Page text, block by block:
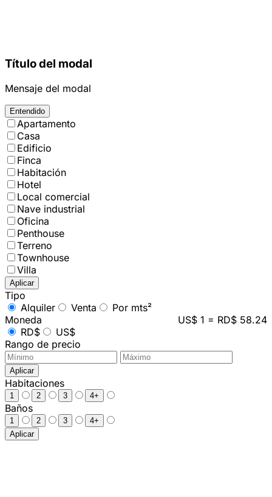
Título del modal
Mensaje del modal
Entendido
Apartamento
Casa
Edificio
Finca
Habitación
Hotel
Local comercial
Nave industrial
Oficina
Penthouse
Terreno
Townhouse
Villa
Aplicar
Tipo
Alquiler
Venta
Por mts²
Moneda
US$ 1 = RD$ 58.24
RD$
US$
Rango de precio
Aplicar
Habitaciones
1 2 3 4+
Baños
1 2 3
4+
Aplicar